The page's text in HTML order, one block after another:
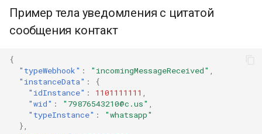
Пример тела уведомления с цитатой
сообщения контакт
{
"typeWebhook" : "incomingMessageReceived" ,
"instanceData" :
{
"idInstance" : 1101111111 ,
"wid" : "79876543210@c.us" ,
"typeInstance" :
"whatsapp"
},